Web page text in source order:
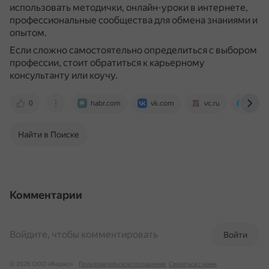
использовать методички, онлайн-уроки в интернете,
профессиональные сообщества для обмена знаниями и
опытом.
Если сложно самостоятельно определиться с выбором
профессии, стоит обратиться к карьерному
консультанту или коучу.
0 habr.com vk.com vc.ru
Найти в Поиске
Комментарии
Войти
Войдите, чтобы комментировать
© 2026 ООО «Яндекс» Пользовательское соглашение Связаться с нами